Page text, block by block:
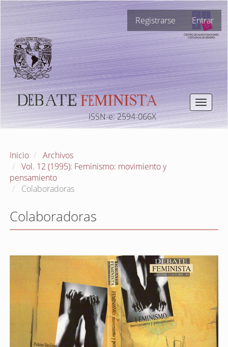
Navegación
principal
Contenido
principal
Barra
lateral
Registrarse Entrar
Toggle
ISSN-e: 2594-066X
Inicio
Archivos
Vol. 12 (1995): Feminismo: movimiento y
pensamiento
Colaboradoras
Colaboradoras
Barra
lateral
artículo